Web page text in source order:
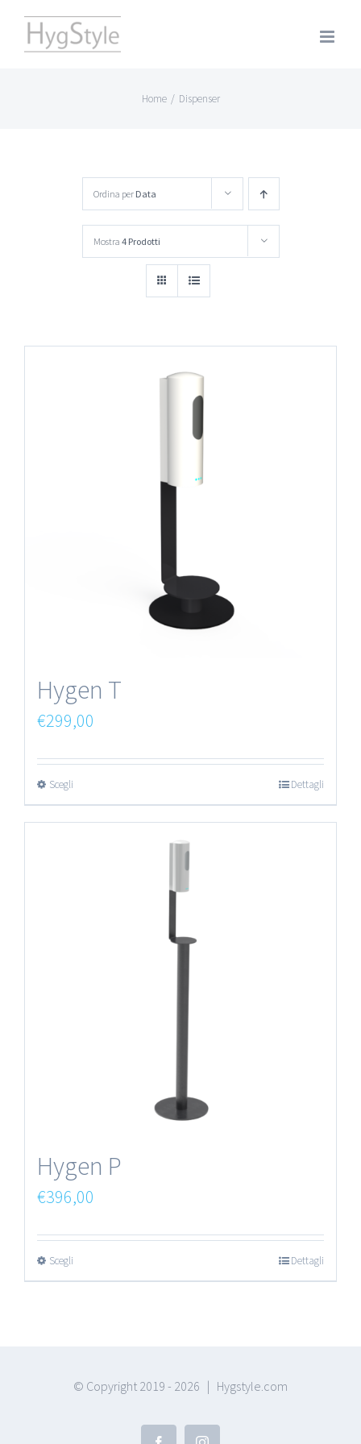
Salta
Home / Dispenser
Ordina per Data
Mostra 4 Prodotti
Hygen T
€299,00
Scegli Dettagli
Hygen P
€396,00
Scegli Dettagli
© Copyright 2019 - 2026 | Hygstyle.com